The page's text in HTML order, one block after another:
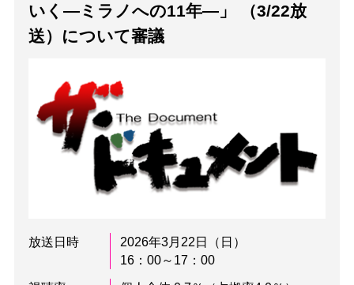
いく—ミラノへの11年—」 （3/22放
送）について審議
放送日時
2026年3月22日（日）
16：00～17：00